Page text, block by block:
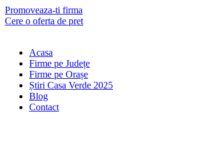
Skip
to
Promoveaza-ti firma
Cere o oferta de pret
Acasa
Firme pe Județe
Firme pe Orașe
Știri Casa Verde 2025
Blog
Contact